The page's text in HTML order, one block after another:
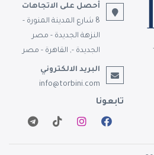
أحصل على الاتجاهات
8 شارع المدينة المنورة -
النزهة الجديدة - مصر
الجديدة -, القاهرة - مصر
البريد الالكتروني
info@torbini.com
تابعونا